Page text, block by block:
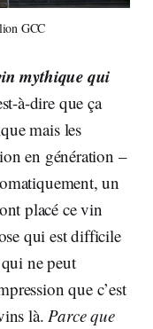
GCC
mythique qui
à-dire que ça
mais les
en génération –
un
placé ce vin
qui est difficile
ne peut
que c’est
là. Parce que